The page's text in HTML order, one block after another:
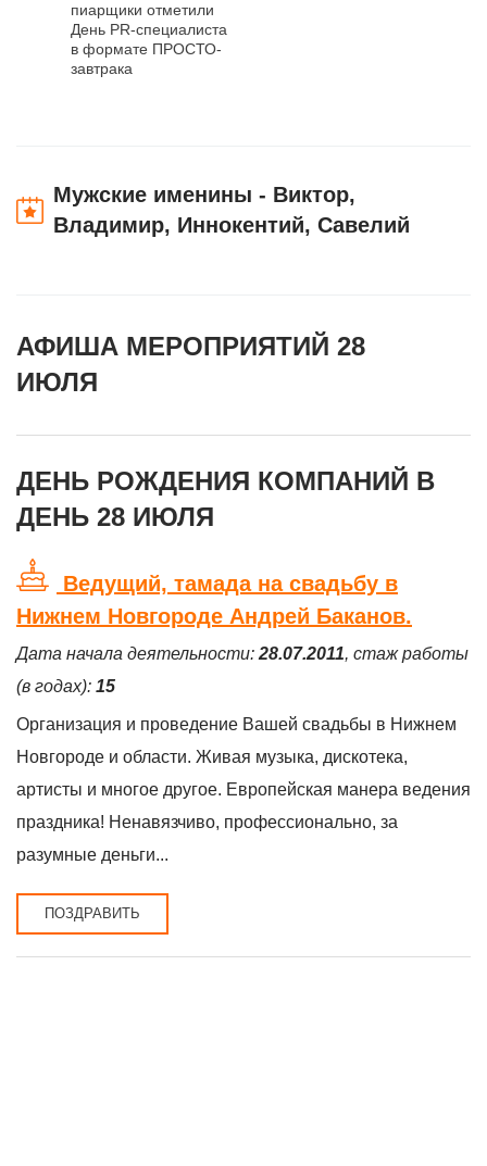
пиарщики отметили
День PR-специалиста
в формате ПРОСТО-
завтрака
Мужские именины - Виктор,
Владимир, Иннокентий, Савелий
АФИША МЕРОПРИЯТИЙ 28
ИЮЛЯ
ДЕНЬ РОЖДЕНИЯ КОМПАНИЙ В
ДЕНЬ 28 ИЮЛЯ
Ведущий, тамада на свадьбу в
Нижнем Новгороде Андрей Баканов.
Дата начала деятельности: 28.07.2011, стаж работы
(в годах): 15
Организация и проведение Вашей свадьбы в Нижнем
Новгороде и области. Живая музыка, дискотека,
артисты и многое другое. Европейская манера ведения
праздника! Ненавязчиво, профессионально, за
разумные деньги...
ПОЗДРАВИТЬ